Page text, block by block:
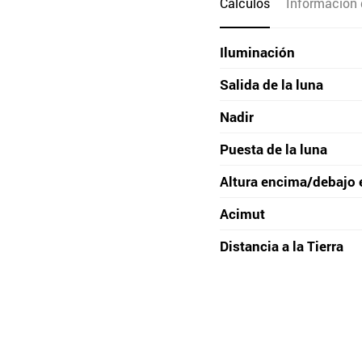
Iluminación
Salida de la luna
Nadir
Puesta de la luna
Altura encima/debajo
Acimut
Distancia a la Tierra